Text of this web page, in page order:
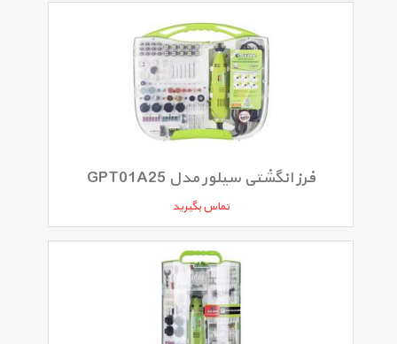
فرز انگشتی سیلور مدل GPT01A25
تماس بگیرید